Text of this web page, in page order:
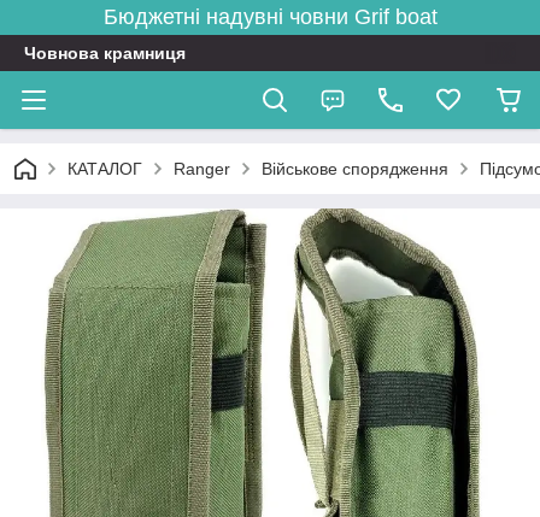
Бюджетні надувні човни Grif boat
Човнова крамниця
КАТАЛОГ Ranger Військове спорядження